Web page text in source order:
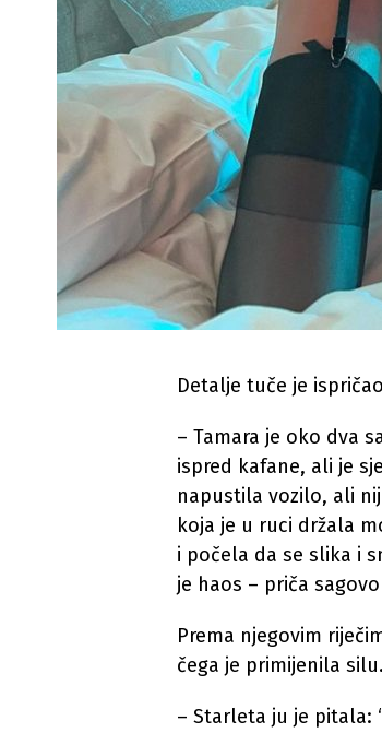
Detalje tuče je
– Tamara je oko dva
ispred kafane, ali je
napustila vozilo, ali
koja je u ruci držala
i počela da se slika i
je haos – priča
Prema njegovim
čega je primijenila silu.
– Starleta ju je pitala: